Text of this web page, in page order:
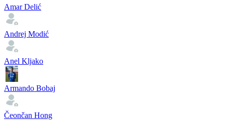
Amar Delić
Andrej Modić
Anel Kljako
Armando Bobaj
Čeončan Hong